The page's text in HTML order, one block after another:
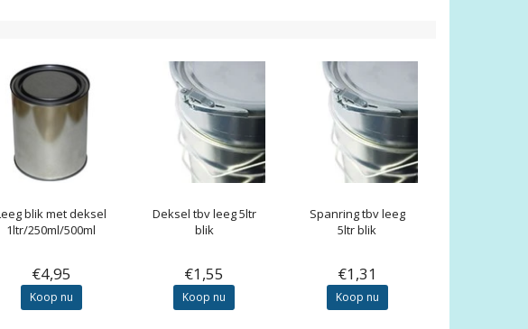
blik met deksel
1ltr/250ml/500ml
€4,95
Koop nu
Deksel tbv leeg 5ltr
blik
€1,55
Koop nu
Spanring tbv leeg
5ltr blik
€1,31
Koop nu